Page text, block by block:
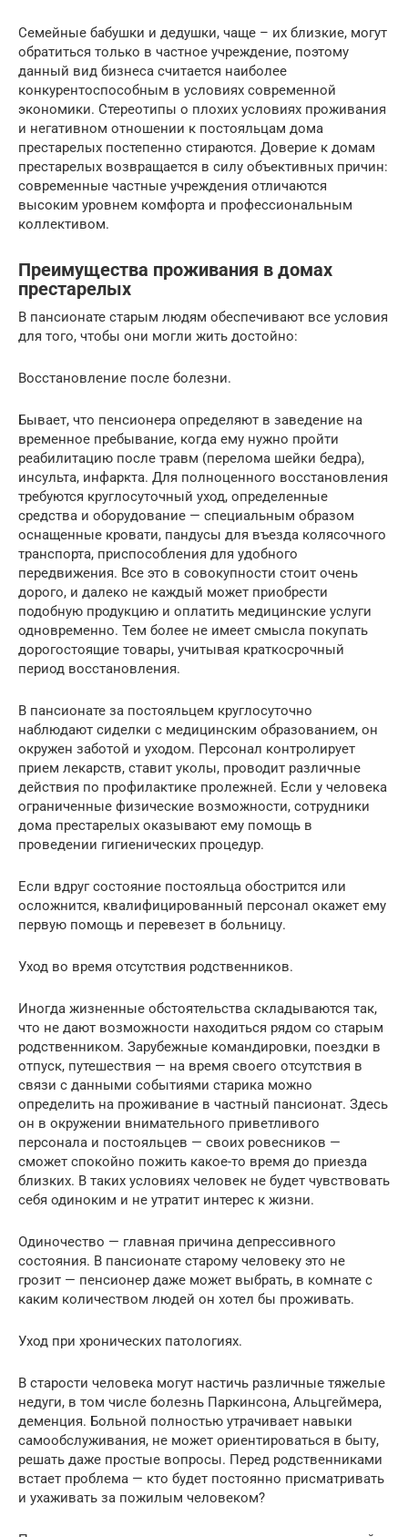
Семейные бабушки и дедушки, чаще – их близкие, могут
обратиться только в частное учреждение, поэтому
данный вид бизнеса считается наиболее
конкурентоспособным в условиях современной
экономики. Стереотипы о плохих условиях проживания
и негативном отношении к постояльцам дома
престарелых постепенно стираются. Доверие к домам
престарелых возвращается в силу объективных причин:
современные частные учреждения отличаются
высоким уровнем комфорта и профессиональным
коллективом.
Преимущества проживания в домах
престарелых
В пансионате старым людям обеспечивают все условия
для того, чтобы они могли жить достойно:
Восстановление после болезни.
Бывает, что пенсионера определяют в заведение на
временное пребывание, когда ему нужно пройти
реабилитацию после травм (перелома шейки бедра),
инсульта, инфаркта. Для полноценного восстановления
требуются круглосуточный уход, определенные
средства и оборудование — специальным образом
оснащенные кровати, пандусы для въезда колясочного
транспорта, приспособления для удобного
передвижения. Все это в совокупности стоит очень
дорого, и далеко не каждый может приобрести
подобную продукцию и оплатить медицинские услуги
одновременно. Тем более не имеет смысла покупать
дорогостоящие товары, учитывая краткосрочный
период восстановления.
В пансионате за постояльцем круглосуточно
наблюдают сиделки с медицинским образованием, он
окружен заботой и уходом. Персонал контролирует
прием лекарств, ставит уколы, проводит различные
действия по профилактике пролежней. Если у человека
ограниченные физические возможности, сотрудники
дома престарелых оказывают ему помощь в
проведении гигиенических процедур.
Если вдруг состояние постояльца обострится или
осложнится, квалифицированный персонал окажет ему
первую помощь и перевезет в больницу.
Уход во время отсутствия родственников.
Иногда жизненные обстоятельства складываются так,
что не дают возможности находиться рядом со старым
родственником. Зарубежные командировки, поездки в
отпуск, путешествия — на время своего отсутствия в
связи с данными событиями старика можно
определить на проживание в частный пансионат. Здесь
он в окружении внимательного приветливого
персонала и постояльцев — своих ровесников —
сможет спокойно пожить какое-то время до приезда
близких. В таких условиях человек не будет чувствовать
себя одиноким и не утратит интерес к жизни.
Одиночество — главная причина депрессивного
состояния. В пансионате старому человеку это не
грозит — пенсионер даже может выбрать, в комнате с
каким количеством людей он хотел бы проживать.
Уход при хронических патологиях.
В старости человека могут настичь различные тяжелые
недуги, в том числе болезнь Паркинсона, Альцгеймера,
деменция. Больной полностью утрачивает навыки
самообслуживания, не может ориентироваться в быту,
решать даже простые вопросы. Перед родственниками
встает проблема — кто будет постоянно присматривать
и ухаживать за пожилым человеком?